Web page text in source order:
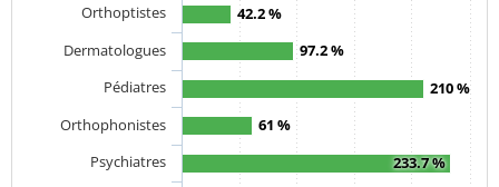
42.2 %
97.2 %
210 %
61 %
233.7 %
Orthoptistes
Dermatologues
Pédiatres
Orthophonistes
Psychiatres